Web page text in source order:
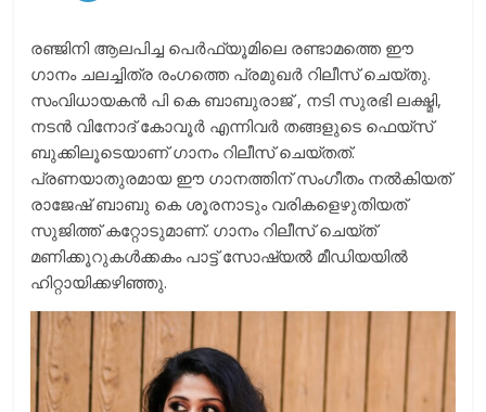
രഞ്ജിനി ആലപിച്ച പെര്‍ഫ്യൂമിലെ രണ്ടാമത്തെ ഈ
ഗാനം ചലച്ചിത്ര രംഗത്തെ പ്രമുഖര്‍ റിലീസ് ചെയ്തു.
സംവിധായകന്‍ പി കെ ബാബുരാജ് , നടി സുരഭി ലക്ഷ്മി,
നടന്‍ വിനോദ് കോവൂര്‍ എന്നിവര്‍ തങ്ങളുടെ ഫെയ്സ്
ബുക്കിലൂടെയാണ് ഗാനം റിലീസ് ചെയ്തത്.
പ്രണയാതുരമായ ഈ ഗാനത്തിന് സംഗീതം നല്‍കിയത്
രാജേഷ് ബാബു കെ ശൂരനാടും വരികളെഴുതിയത്
സുജിത്ത് കറ്റോടുമാണ്. ഗാനം റിലീസ് ചെയ്ത്
മണിക്കൂറുകള്‍ക്കകം പാട്ട് സോഷ്യല്‍ മീഡിയയില്‍
ഹിറ്റായിക്കഴിഞ്ഞു.